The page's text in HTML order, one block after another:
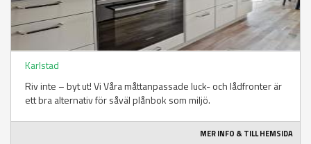
Karlstad
Riv inte – byt ut! Vi Våra måttanpassade luck- och lådfronter är
ett bra alternativ för såväl plånbok som miljö.
MER INFO & TILL HEMSIDA